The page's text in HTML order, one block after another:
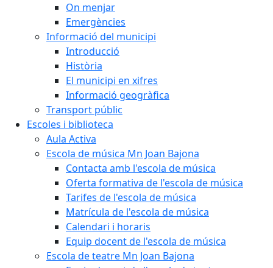
On menjar
Emergències
Informació del municipi
Introducció
Història
El municipi en xifres
Informació geogràfica
Transport públic
Escoles i biblioteca
Aula Activa
Escola de música Mn Joan Bajona
Contacta amb l'escola de música
Oferta formativa de l'escola de música
Tarifes de l'escola de música
Matrícula de l'escola de música
Calendari i horaris
Equip docent de l'escola de música
Escola de teatre Mn Joan Bajona